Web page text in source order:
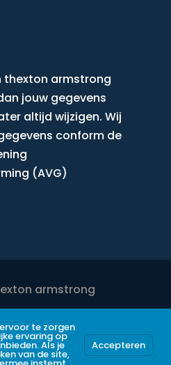
thexton armstrong
jouw gegevens
altijd wijzigen. Wij
conform de
(AVG)
armstrong
POLICY
te zorgen
ervaring op
Als je
van de site,
Accepteren